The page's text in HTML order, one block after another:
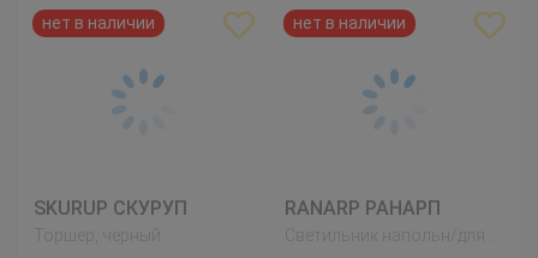
SKURUP СКУРУП RANARP РАНАРП